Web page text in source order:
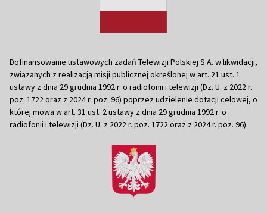
Dofinansowanie ustawowych zadań Telewizji Polskiej S.A. w likwidacji,
związanych z realizacją misji publicznej określonej w art. 21 ust. 1
ustawy z dnia 29 grudnia 1992 r. o radiofonii i telewizji (Dz. U. z 2022 r.
poz. 1722 oraz z 2024 r. poz. 96) poprzez udzielenie dotacji celowej, o
której mowa w art. 31 ust. 2 ustawy z dnia 29 grudnia 1992 r. o
radiofonii i telewizji (Dz. U. z 2022 r. poz. 1722 oraz z 2024 r. poz. 96)